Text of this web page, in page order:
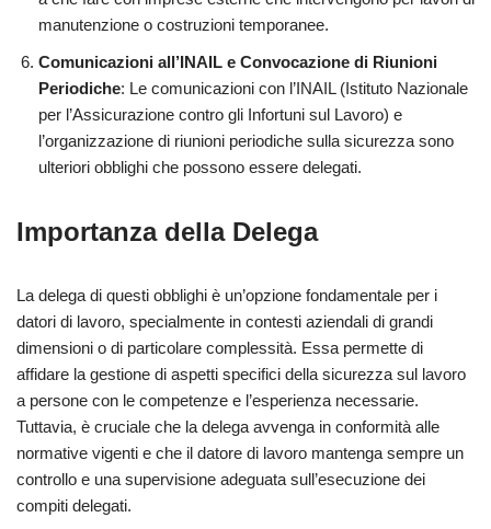
manutenzione o costruzioni temporanee.
Comunicazioni all’INAIL e Convocazione di Riunioni
Periodiche: Le comunicazioni con l’INAIL (Istituto Nazionale
per l’Assicurazione contro gli Infortuni sul Lavoro) e
l’organizzazione di riunioni periodiche sulla sicurezza sono
ulteriori obblighi che possono essere delegati.
Importanza della Delega
La delega di questi obblighi è un’opzione fondamentale per i
datori di lavoro, specialmente in contesti aziendali di grandi
dimensioni o di particolare complessità. Essa permette di
affidare la gestione di aspetti specifici della sicurezza sul lavoro
a persone con le competenze e l’esperienza necessarie.
Tuttavia, è cruciale che la delega avvenga in conformità alle
normative vigenti e che il datore di lavoro mantenga sempre un
controllo e una supervisione adeguata sull’esecuzione dei
compiti delegati.